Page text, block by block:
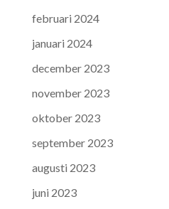
februari 2024
januari 2024
december 2023
november 2023
oktober 2023
september 2023
augusti 2023
juni 2023